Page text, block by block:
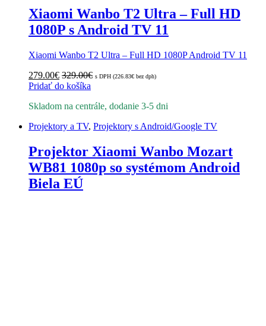
Xiaomi Wanbo T2 Ultra – Full HD
1080P s Android TV 11
Xiaomi Wanbo T2 Ultra – Full HD 1080P Android TV 11
279.00€ 329.00€ s DPH (226.83€ bez dph)
Pridať do košíka
Skladom na centrále, dodanie 3-5 dni
Projektory a TV, Projektory s Android/Google TV
Projektor Xiaomi Wanbo Mozart
WB81 1080p so systémom Android
Biela EÚ